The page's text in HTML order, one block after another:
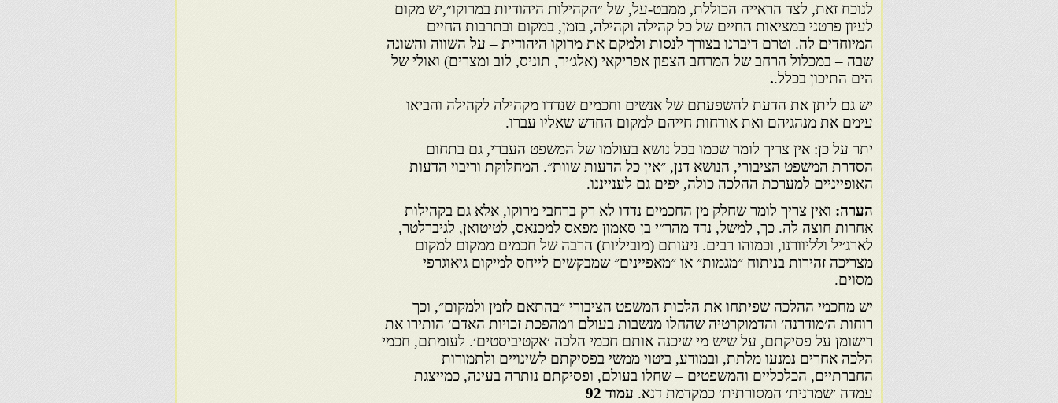
לנוכח זאת, לצד הראייה הכוללת, ממבט-על, של ״הקהילות היהודיות במרוקו״,יש מקום
לעיון פרטני במציאות החיים של כל קהילה וקהילה, בזמן, במקום ובתרבות החיים
המיוחדים לה. וטרם דיברנו בצורך לנסות ולמקם את מרוקו היהודית – על השווה והשונה
שבה – במכלול הרחב של המרחב הצפון אפריקאי (אלג׳יר, תוניס, לוב ומצרים) ואולי של
הים התיכון בכלל..
יש גם ליתן את הדעת להשפעתם של אנשים וחכמים שנדדו מקהילה לקהילה והביאו
עימם את מנהגיהם ואת אורחות חייהם למקום החדש שאליו עברו.
יתר על כן: אין צריך לומר שכמו בכל נושא בעולמו של המשפט העברי, גם בתחום
הסדרת המשפט הציבורי, הנושא דנן, ״אין כל הדעות שוות״. המחלוקת וריבוי הדעות
האופייניים למערכת ההלכה כולה, יפים גם לענייננו.
הערה: ואין צריך לומר שחלק מן החכמים נדדו לא רק ברחבי מרוקו, אלא גם בקהילות
אחרות חוצה לה. כך, למשל, נדד מהר״י בן סאמון מפאס למכנאס, לטיטואן, לגיברלטר,
לארג׳יל ולליוורנו, וכמוהו רבים. ניעותם (מוביליות) הרבה של חכמים ממקום למקום
מצריכה זהירות בניתוח ״מגמות״ או ״מאפיינים״ שמבקשים לייחס למיקום גיאוגרפי
מסוים.
יש מחכמי ההלכה שפיתחו את הלכות המשפט הציבורי ״בהתאם לזמן ולמקום״, וכך
רוחות ה׳מודרנה׳ והדמוקרטיה שהחלו מנשבות בעולם ו׳מהפכת זכויות האדם׳ הותירו את
רישומן על פסיקתם, על שיש מי שיכנה אותם חכמי הלכה ׳אקטיביסטים׳. לעומתם, חכמי
הלכה אחרים נמנעו מלתת, ובמודע, ביטוי ממשי בפסיקתם לשינויים ולתמורות –
החברתיים, הכלכליים והמשפטים – שחלו בעולם, ופסיקתם נותרה בעינה, כמייצגת
עמדה ׳שמרנית׳ המסורתית׳ כמקדמת דנא. עמוד 92